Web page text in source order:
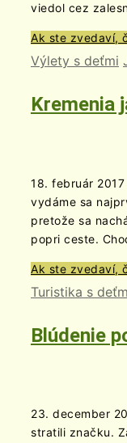
viedol cez
Ak ste zvedaví,
Výlety s deťmi
Kremenia
18. február
vydáme sa
pretože sa
popri ceste.
Ak ste zvedaví,
Turistika s
Blúdenie
23. december
stratili značku.